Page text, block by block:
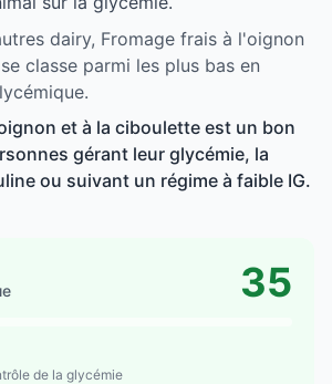
dairy, Fromage frais à l'oignon
classe parmi les plus bas en
et à la ciboulette est un bon
gérant leur glycémie, la
ou suivant un régime à faible IG.
35
de la glycémie